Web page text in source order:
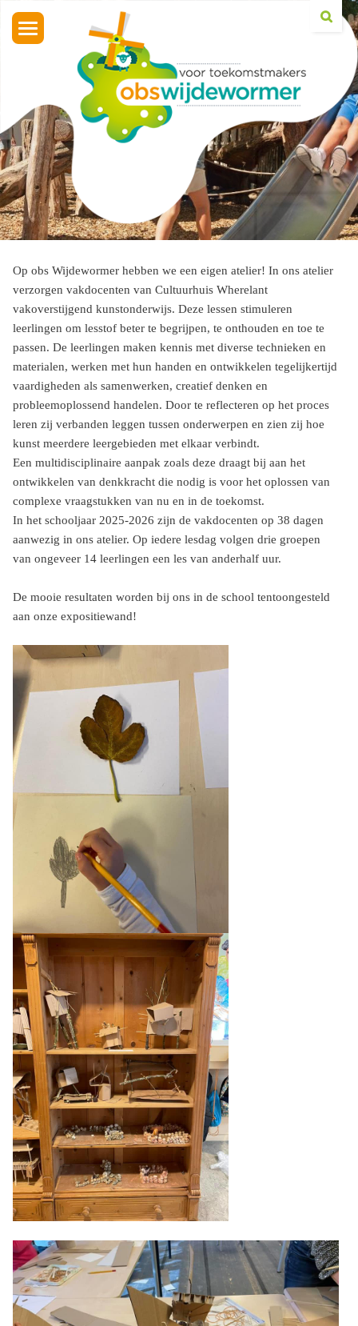
Toggle
Op obs Wijdewormer hebben we een eigen atelier! In ons atelier
verzorgen vakdocenten van Cultuurhuis Wherelant
vakoverstijgend kunstonderwijs. Deze lessen stimuleren
leerlingen om lesstof beter te begrijpen, te onthouden en toe te
passen. De leerlingen maken kennis met diverse technieken en
materialen, werken met hun handen en ontwikkelen tegelijkertijd
vaardigheden als samenwerken, creatief denken en
probleemoplossend handelen. Door te reflecteren op het proces
leren zij verbanden leggen tussen onderwerpen en zien zij hoe
kunst meerdere leergebieden met elkaar verbindt.
Een multidisciplinaire aanpak zoals deze draagt bij aan het
ontwikkelen van denkkracht die nodig is voor het oplossen van
complexe vraagstukken van nu en in de toekomst.
In het schooljaar 2025-2026 zijn de vakdocenten op 38 dagen
aanwezig in ons atelier. Op iedere lesdag volgen drie groepen
van ongeveer 14 leerlingen een les van anderhalf uur.
De mooie resultaten worden bij ons in de school tentoongesteld
aan onze expositiewand!